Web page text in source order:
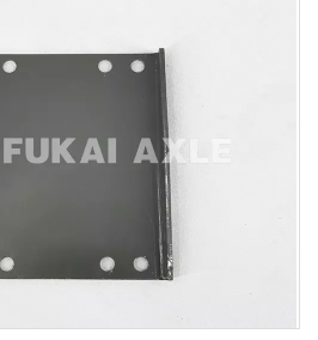
Série de camions FAW Jiefang
Série de camions Dongfeng
Série de camions européens et
Pièces de rechange de